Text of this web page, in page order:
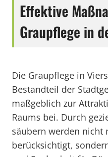
Effektive
Graupflege in
Die Graupflege in
Bestandteil der
maßgeblich zur
Raums bei. Durch
säubern werden nicht
berücksichtigt,